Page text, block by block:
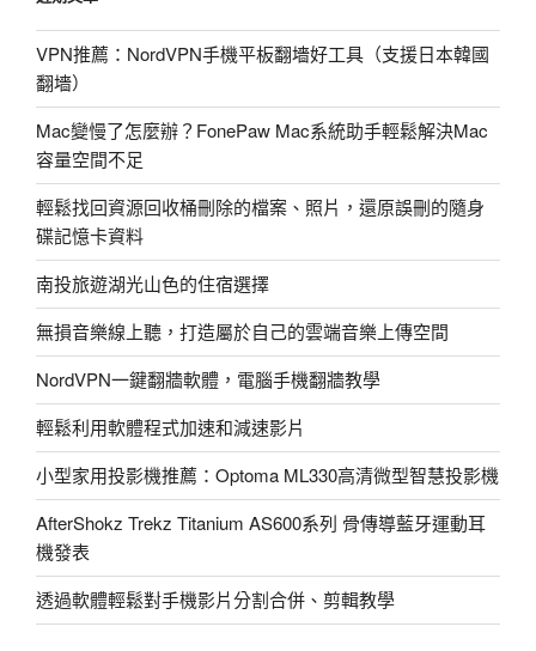
度-
測
看
看
自
己
的
網
路
到
底
有
多
快!〉
VPN推薦：NordVPN手機平板翻墻好工具（支援日本韓國
翻墻）
Mac變慢了怎麼辦？FonePaw Mac系統助手輕鬆解決Mac
容量空間不足
輕鬆找回資源回收桶刪除的檔案、照片，還原誤刪的隨身
碟記憶卡資料
南投旅遊湖光山色的住宿選擇
無損音樂線上聽，打造屬於自己的雲端音樂上傳空間
NordVPN一鍵翻牆軟體，電腦手機翻牆教學
輕鬆利用軟體程式加速和減速影片
小型家用投影機推薦：Optoma ML330高清微型智慧投影機
AfterShokz Trekz Titanium AS600系列 骨傳導藍牙運動耳
機發表
透過軟體輕鬆對手機影片分割合併、剪輯教學